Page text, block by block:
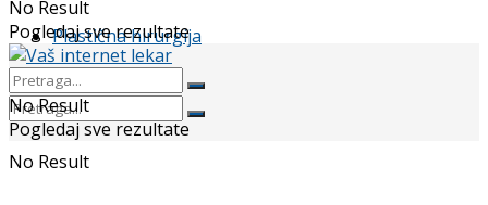
Plastična hirurgija
No Result
No Result
Pogledaj sve rezultate
No Result
Pogledaj sve rezultate